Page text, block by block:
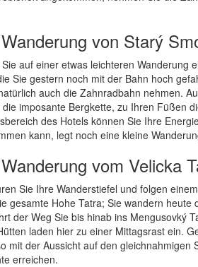
von Starý
auf einer etwas leichteren Wanderung
Sie gestern noch mit der Bahn hoch
auch die Zahnradbahn nehmen.
imposante Bergkette, zu Ihren Füßen
des Hotels können Sie Ihre
kann, legt noch eine kleine
vom Velicka
Sie Ihre Wanderstiefel und folgen
gesamte Hohe Tatra; Sie wandern
der Weg Sie bis hinab ins Mengusovký
laden hier zu einer Mittagsrast ein.
mit der Aussicht auf den
erreichen.